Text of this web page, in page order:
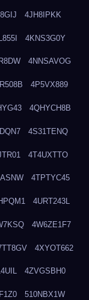
4JH8IPKK
4KNS3G0Y
4NNSAVOG
4P5VX889
4QHYCH8B
4S31TENQ
4T4UXTTO
4TPTYC45
4URT243L
4W6ZE1F7
4XYOT662
4ZVGSBH0
510NBX1W